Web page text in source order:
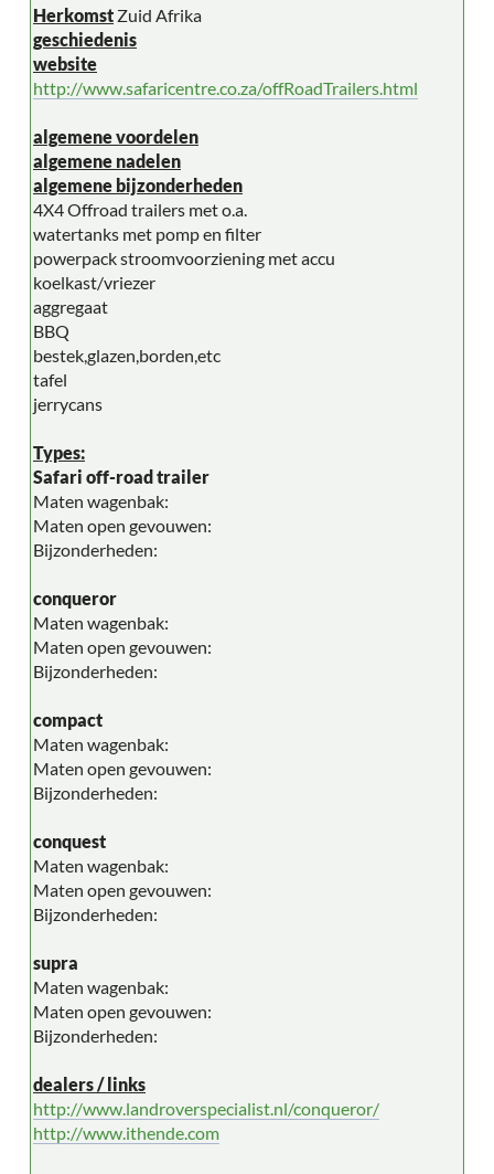
Herkomst Zuid Afrika
geschiedenis
website
http://www.safaricentre.co.za/offRoadTrailers.html
algemene voordelen
algemene nadelen
algemene bijzonderheden
4X4 Offroad trailers met o.a.
watertanks met pomp en filter
powerpack stroomvoorziening met accu
koelkast/vriezer
aggregaat
BBQ
bestek,glazen,borden,etc
tafel
jerrycans
Types:
Safari off-road trailer
Maten wagenbak:
Maten open gevouwen:
Bijzonderheden:
conqueror
Maten wagenbak:
Maten open gevouwen:
Bijzonderheden:
compact
Maten wagenbak:
Maten open gevouwen:
Bijzonderheden:
conquest
Maten wagenbak:
Maten open gevouwen:
Bijzonderheden:
supra
Maten wagenbak:
Maten open gevouwen:
Bijzonderheden:
dealers / links
http://www.landroverspecialist.nl/conqueror/
http://www.ithende.com